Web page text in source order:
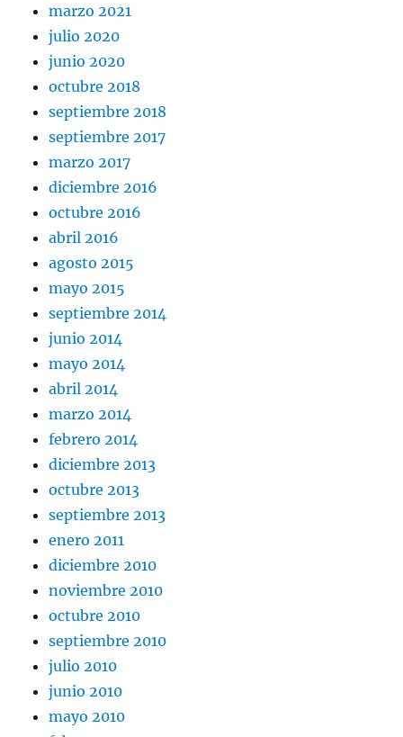
marzo 2021
julio 2020
junio 2020
octubre 2018
septiembre 2018
septiembre 2017
marzo 2017
diciembre 2016
octubre 2016
abril 2016
agosto 2015
mayo 2015
septiembre 2014
junio 2014
mayo 2014
abril 2014
marzo 2014
febrero 2014
diciembre 2013
octubre 2013
septiembre 2013
enero 2011
diciembre 2010
noviembre 2010
octubre 2010
septiembre 2010
julio 2010
junio 2010
mayo 2010